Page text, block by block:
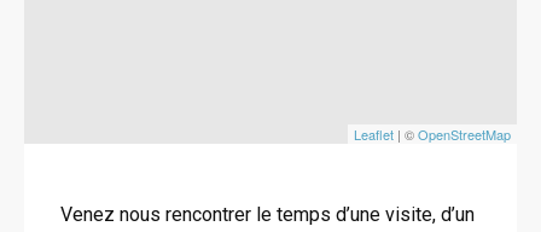
Leaflet | ©OpenStreetMap
Venez nous rencontrer le temps d’une visite, d’un